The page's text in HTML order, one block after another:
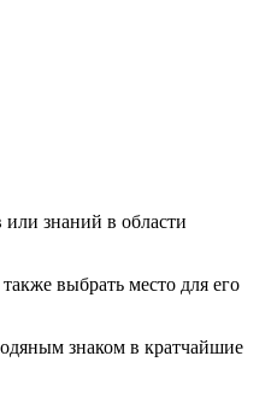
знаний в области
выбрать место для его
знаком в кратчайшие